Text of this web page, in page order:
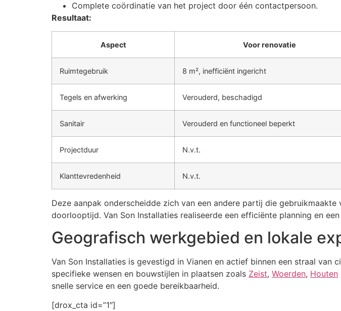
Complete coördinatie van het project door één contactpersoon.
Resultaat:
Aspect Voor renovatie
Ruimtegebruik 8 m², inefficiënt ingericht
Tegels en afwerking Verouderd, beschadigd
Sanitair Verouderd en functioneel beperkt
Projectduur N.v.t.
Klanttevredenheid N.v.t.
Deze aanpak onderscheidde zich van een andere partij die
doorlooptijd. Van Son Installaties realiseerde een efficiënte planning en
Geografisch werkgebied en lokale
Van Son Installaties is gevestigd in Vianen en actief binnen een straal
specifieke wensen en bouwstijlen in plaatsen zoals Zeist, Woerden, Houten
snelle service en een goede bereikbaarheid.
[drox_cta id=”1″]